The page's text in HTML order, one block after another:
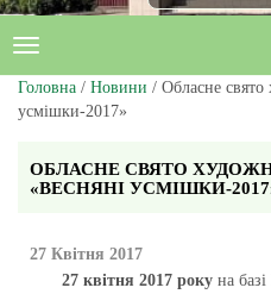
Головна / Новини / Обласне свято
усмішки-2017»
ОБЛАСНЕ СВЯТО
«ВЕСНЯНІ УСМІШКИ-
27 Квітня 2017
27 квітня 2017 рокуна